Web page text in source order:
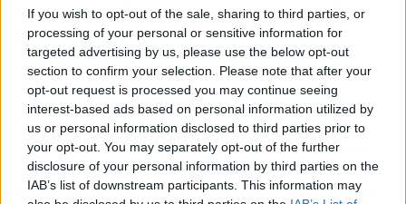
If you wish to opt-out of the sale, sharing to third parties, or
processing of your personal or sensitive information for
targeted advertising by us, please use the below opt-out
section to confirm your selection. Please note that after your
opt-out request is processed you may continue seeing
interest-based ads based on personal information utilized by
us or personal information disclosed to third parties prior to
your opt-out. You may separately opt-out of the further
disclosure of your personal information by third parties on the
IAB’s list of downstream participants. This information may
caen en picado, quejarse es de primero de
gamer malcriado.
Hype-O-Meter
Nivel de hype: 8/10.No es un lanzamiento, es
una tradición que nunca falla. Los descuentos
serán bestiales, la cartera sufrirá, y todos
acabaremos comprando al menos un juego que